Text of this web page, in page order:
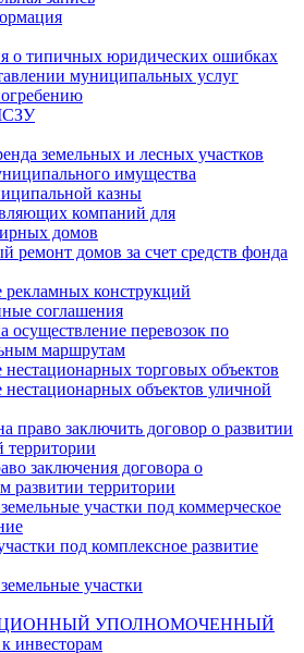
о типичных юридических ошибках
муниципальных услуг
земельных и лесных участков
имущества
казны
компаний для
домов
ремонт домов за счет средств фонда
рекламных конструкций
соглашения
осуществление перевозок по
маршрутам
торговых объектов
объектов уличной
право заключить договор о развитии
территории
заключения договора о
развитии территории
участки под коммерческое
под комплексное развитие
участки
УПОЛНОМОЧЕННЫЙ
инвесторам